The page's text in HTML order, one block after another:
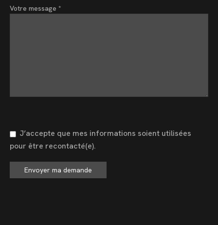
Votre message *
J’accepte que mes informations soient utilisées
pour être recontacté(e).